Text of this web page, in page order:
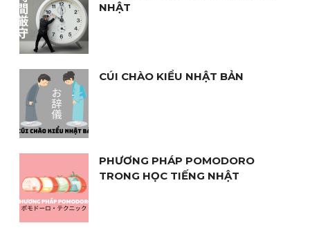
NHẬT
CÚI CHÀO KIỂU NHẬT BẢN
PHƯƠNG PHÁP POMODORO
TRONG HỌC TIẾNG NHẬT